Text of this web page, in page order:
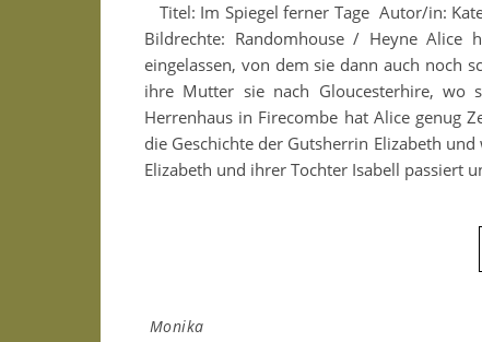
Titel: Im Spiegel ferner Tage Autor/in:
Bildrechte: Randomhouse / Heyne Alice
eingelassen, von dem sie dann auch noch
ihre Mutter sie nach Gloucesterhire, wo
Herrenhaus in Firecombe hat Alice genug
die Geschichte der Gutsherrin Elizabeth
Elizabeth und ihrer Tochter Isabell passiert
Monika